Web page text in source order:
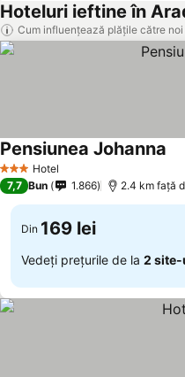
Hoteluri ieftine în
Cum influențează plățile către
3 SteleHotel
Pensiunea Johanna
7,7 Bun 1.866 2.4 km faţă
Din 169 lei
Vedeți prețurile de la 2 site-